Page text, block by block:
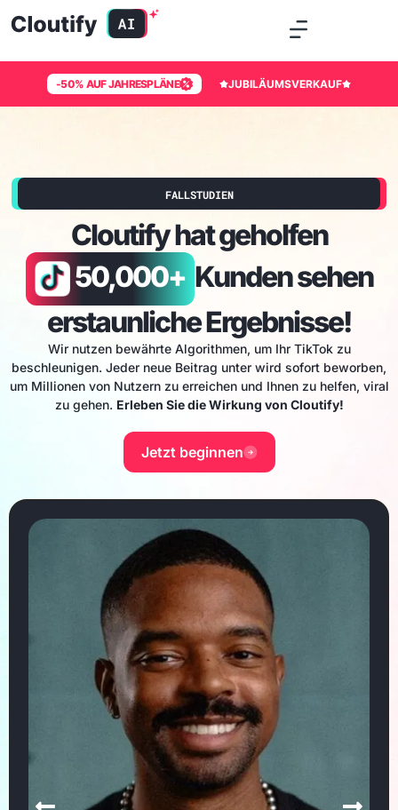
-50% AUF JAHRESPLÄNE JUBILÄUMSVERKAUF
FALLSTUDIEN
Cloutify hat geholfen
50,000+ Kunden sehen
erstaunliche Ergebnisse!
Wir nutzen bewährte Algorithmen, um Ihr TikTok zu
beschleunigen. Jeder neue Beitrag unter wird sofort beworben,
um Millionen von Nutzern zu erreichen und Ihnen zu helfen, viral
zu gehen. Erleben Sie die Wirkung von Cloutify!
Jetzt beginnen